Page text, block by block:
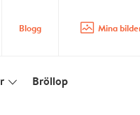
Blogg image_placeholder Mina
slim_arrow_down Bröllop